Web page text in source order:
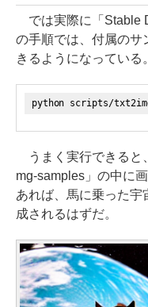
では実際に「Stable
の手順では、付属のサ
きるようになっている。
python scripts/
うまく実行できると
mg-samples」の中に
あれば、馬に乗った宇
成されるはずだ。